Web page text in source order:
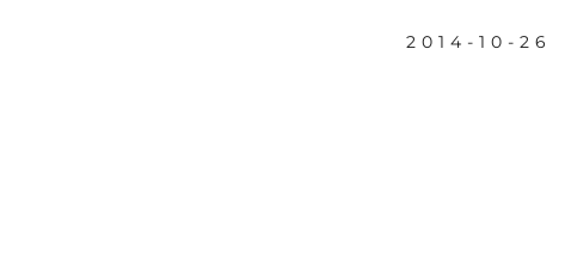
2014-10-26